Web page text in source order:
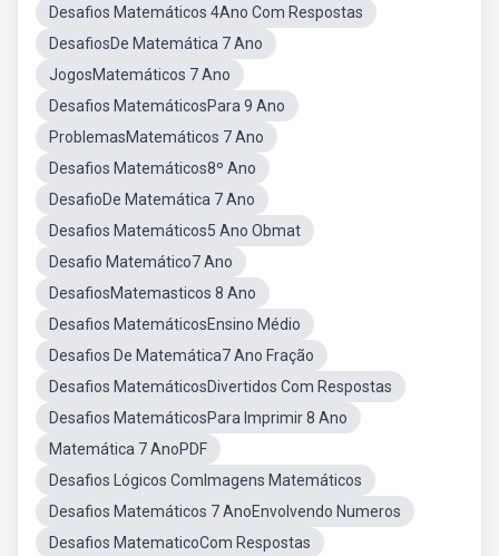
Desafios Matemáticos 4Ano Com Respostas
DesafiosDe Matemática 7 Ano
JogosMatemáticos 7 Ano
Desafios MatemáticosPara 9 Ano
ProblemasMatemáticos 7 Ano
Desafios Matemáticos8º Ano
DesafioDe Matemática 7 Ano
Desafios Matemáticos5 Ano Obmat
Desafio Matemático7 Ano
DesafiosMatemasticos 8 Ano
Desafios MatemáticosEnsino Médio
Desafios De Matemática7 Ano Fração
Desafios MatemáticosDivertidos Com Respostas
Desafios MatemáticosPara Imprimir 8 Ano
Matemática 7 AnoPDF
Desafios Lógicos ComImagens Matemáticos
Desafios Matemáticos 7 AnoEnvolvendo Numeros
Desafios MatematicoCom Respostas